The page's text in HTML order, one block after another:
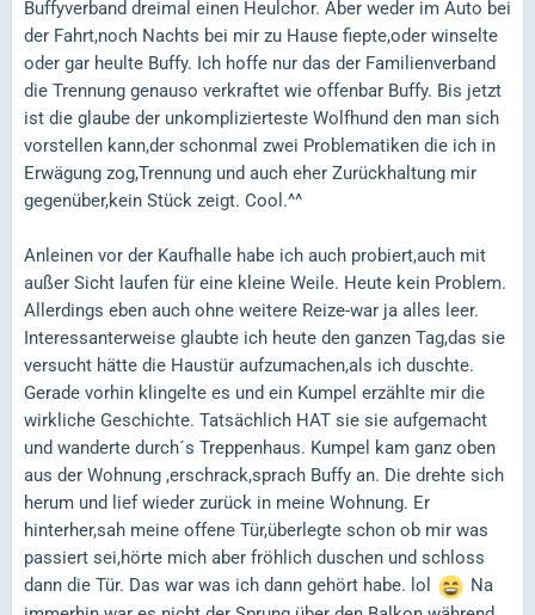
Buffyverband dreimal einen Heulchor. Aber weder im Auto bei
der Fahrt,noch Nachts bei mir zu Hause fiepte,oder winselte
oder gar heulte Buffy. Ich hoffe nur das der Familienverband
die Trennung genauso verkraftet wie offenbar Buffy. Bis jetzt
ist die glaube der unkomplizierteste Wolfhund den man sich
vorstellen kann,der schonmal zwei Problematiken die ich in
Erwägung zog,Trennung und auch eher Zurückhaltung mir
gegenüber,kein Stück zeigt. Cool.^^
Anleinen vor der Kaufhalle habe ich auch probiert,auch mit
außer Sicht laufen für eine kleine Weile. Heute kein Problem.
Allerdings eben auch ohne weitere Reize-war ja alles leer.
Interessanterweise glaubte ich heute den ganzen Tag,das sie
versucht hätte die Haustür aufzumachen,als ich duschte.
Gerade vorhin klingelte es und ein Kumpel erzählte mir die
wirkliche Geschichte. Tatsächlich HAT sie sie aufgemacht
und wanderte durch´s Treppenhaus. Kumpel kam ganz oben
aus der Wohnung ,erschrack,sprach Buffy an. Die drehte sich
herum und lief wieder zurück in meine Wohnung. Er
hinterher,sah meine offene Tür,überlegte schon ob mir was
passiert sei,hörte mich aber fröhlich duschen und schloss
dann die Tür. Das war was ich dann gehört habe. lol
Na